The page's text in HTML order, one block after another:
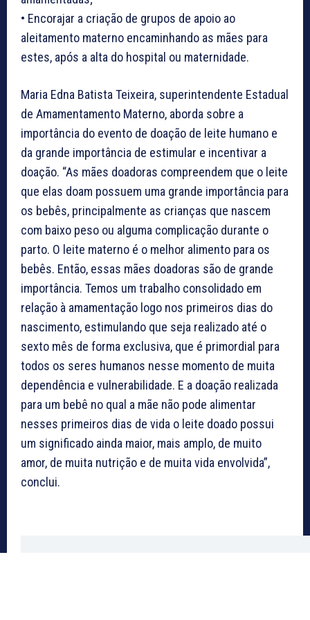
• Encorajar a criação de grupos de apoio ao
aleitamento materno encaminhando as mães para
estes, após a alta do hospital ou maternidade.
Maria Edna Batista Teixeira, superintendente Estadual
de Amamentamento Materno, aborda sobre a
importância do evento de doação de leite humano e
da grande importância de estimular e incentivar a
doação. “As mães doadoras compreendem que o leite
que elas doam possuem uma grande importância para
os bebês, principalmente as crianças que nascem
com baixo peso ou alguma complicação durante o
parto. O leite materno é o melhor alimento para os
bebês. Então, essas mães doadoras são de grande
importância. Temos um trabalho consolidado em
relação à amamentação logo nos primeiros dias do
nascimento, estimulando que seja realizado até o
sexto mês de forma exclusiva, que é primordial para
todos os seres humanos nesse momento de muita
dependência e vulnerabilidade. E a doação realizada
para um bebê no qual a mãe não pode alimentar
nesses primeiros dias de vida o leite doado possui
um significado ainda maior, mais amplo, de muito
amor, de muita nutrição e de muita vida envolvida”,
conclui.